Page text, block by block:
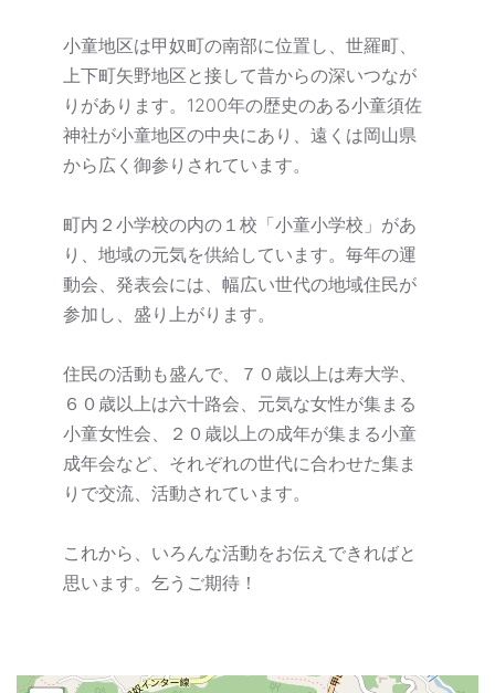
小童地区は甲奴町の南部に位置し、世羅町、
上下町矢野地区と接して昔からの深いつなが
りがあります。1200年の歴史のある小童須佐
神社が小童地区の中央にあり、遠くは岡山県
から広く御参りされています。
町内２小学校の内の１校「小童小学校」があ
り、地域の元気を供給しています。毎年の運
動会、発表会には、幅広い世代の地域住民が
参加し、盛り上がります。
住民の活動も盛んで、７０歳以上は寿大学、
６０歳以上は六十路会、元気な女性が集まる
小童女性会、２０歳以上の成年が集まる小童
成年会など、それぞれの世代に合わせた集ま
りで交流、活動されています。
これから、いろんな活動をお伝えできればと
思います。乞うご期待！